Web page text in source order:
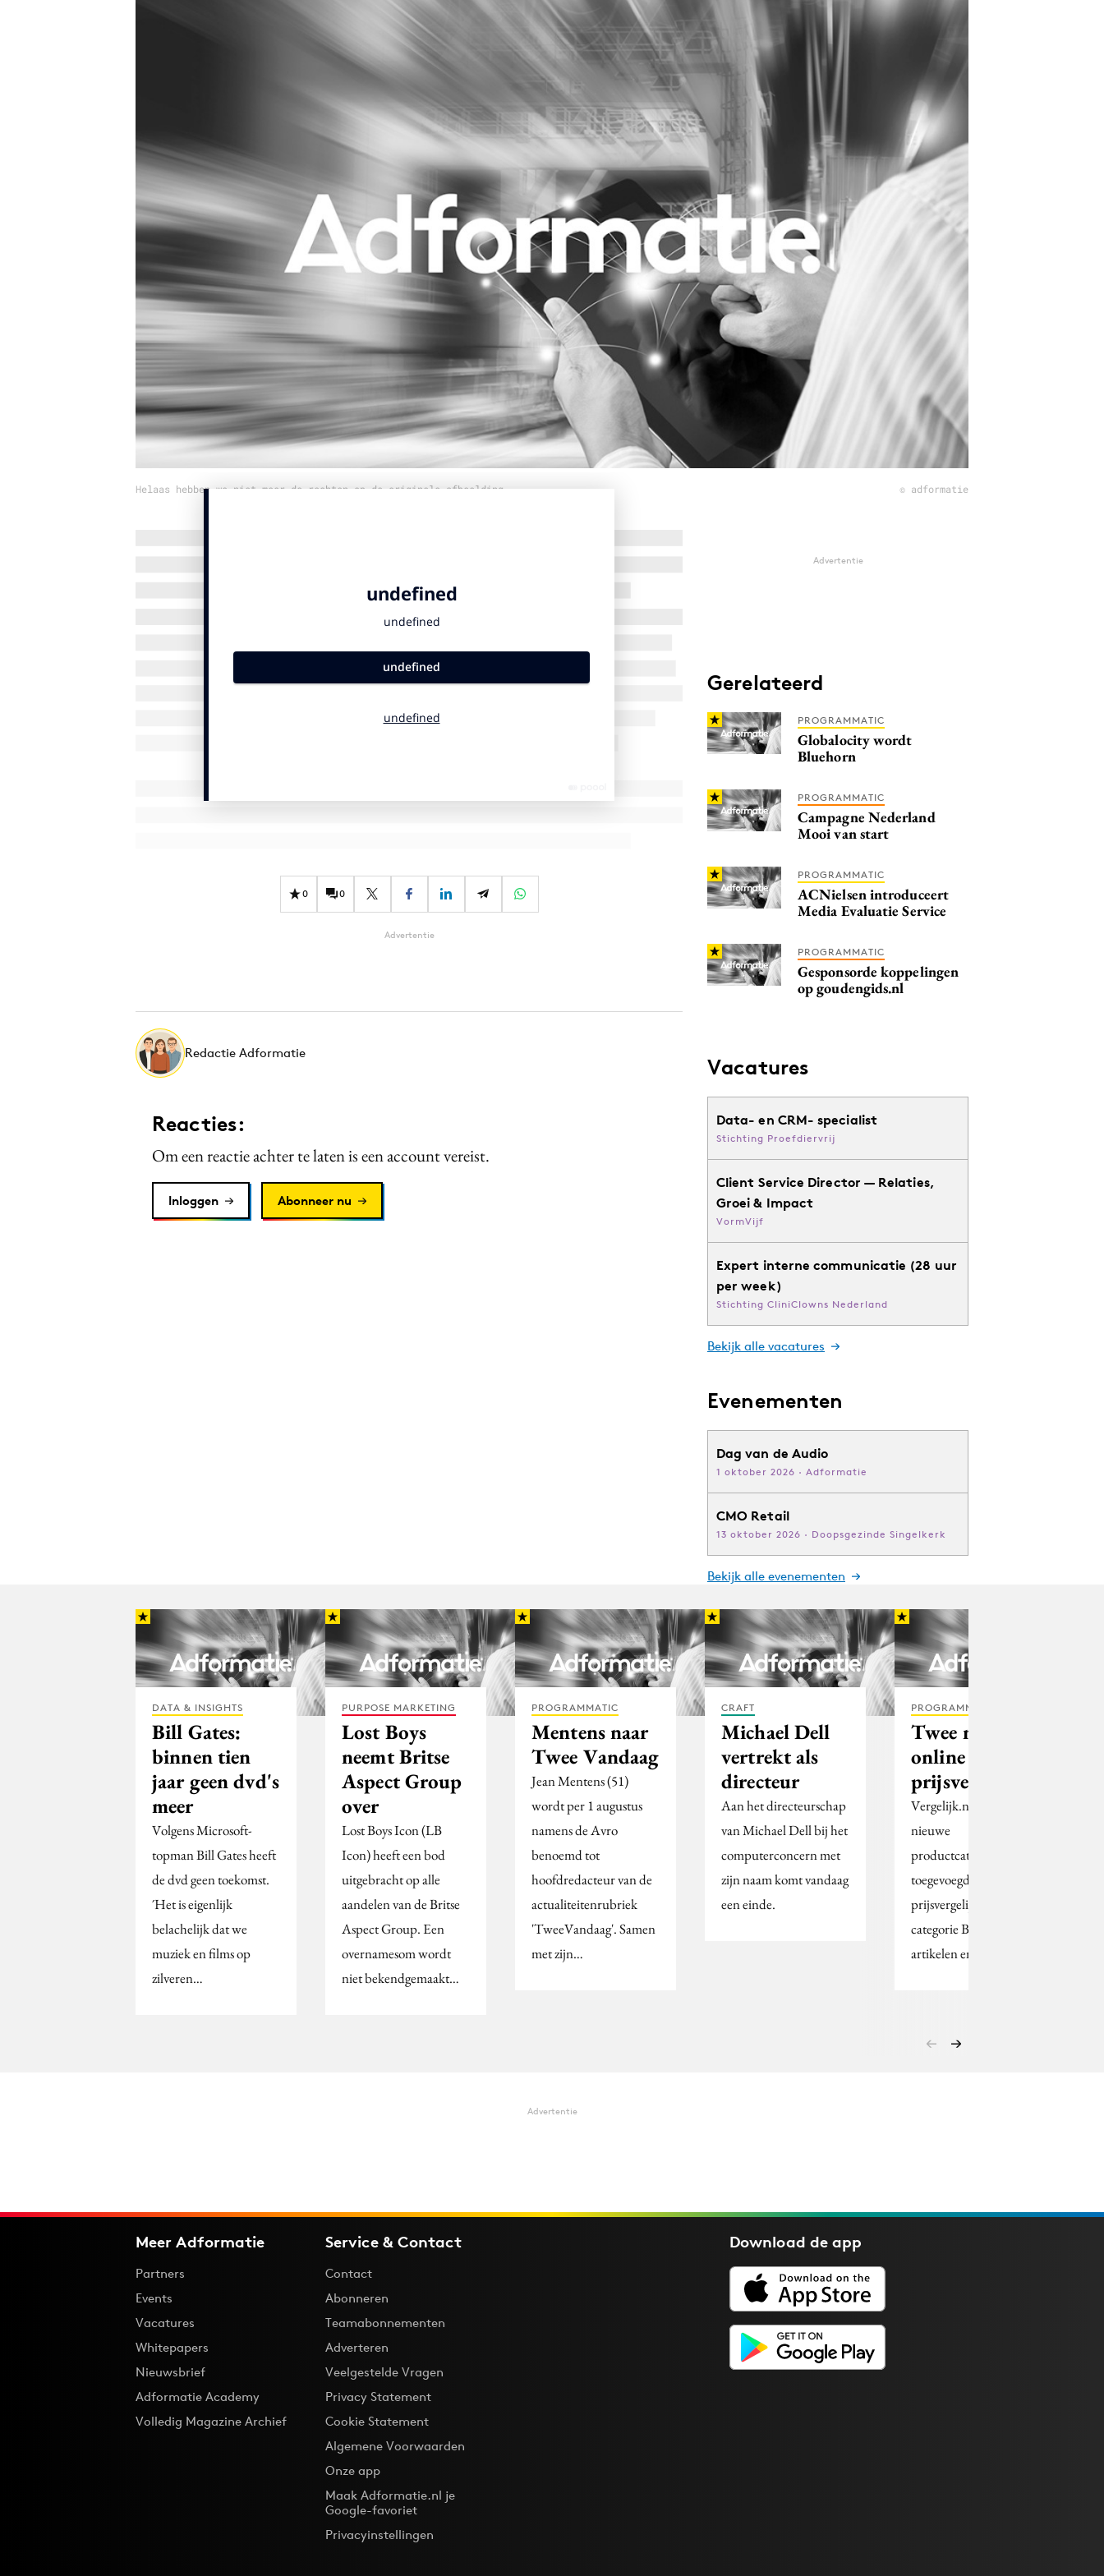
Influencer marketing
Interne communicatie
Purpose Marketing
Reputatie & crisis
Helaas hebben we niet meer de rechten op de originele afbeelding © adformatie
0 0
Advertentie
Redactie Adformatie
Reacties:
Om een reactie achter te laten is een account vereist.
Inloggen Abonneer nu
Advertentie
Gerelateerd
PROGRAMMATIC
Globalocity wordt
Bluehorn
PROGRAMMATIC
Campagne Nederland
Mooi van start
PROGRAMMATIC
ACNielsen introduceert
Media Evaluatie Service
PROGRAMMATIC
Gesponsorde koppelingen
op goudengids.nl
Vacatures
Data- en CRM- specialist
Stichting Proefdiervrij
Client Service Director — Relaties,
Groei & Impact
VormVijf
Expert interne communicatie (28 uur
per week)
Stichting CliniClowns Nederland
Bekijk alle vacatures
Evenementen
Dag van de Audio
1 oktober 2026 · Adformatie
CMO Retail
13 oktober 2026 · Doopsgezinde Singelkerk
Bekijk alle evenementen
DATA & INSIGHTS
Bill Gates:
binnen tien
jaar geen dvd's
meer
Volgens Microsoft-
topman Bill Gates heeft
de dvd geen toekomst.
´Het is eigenlijk
belachelijk dat we
muziek en films op
zilveren…
PURPOSE MARKETING
Lost Boys
neemt Britse
Aspect Group
over
Lost Boys Icon (LB
Icon) heeft een bod
uitgebracht op alle
aandelen van de Britse
Aspect Group. Een
overnamesom wordt
niet bekendgemaakt…
PROGRAMMATIC
Mentens naar
Twee Vandaag
Jean Mentens (51)
wordt per 1 augustus
namens de Avro
benoemd tot
hoofdredacteur van de
actualiteitenrubriek
'TweeVandaag'. Samen
met zijn…
CRAFT
Michael Dell
vertrekt als
directeur
Aan het directeurschap
van Michael Dell bij het
computerconcern met
zijn naam komt vandaag
een einde.
PROGRAMMATIC
Twee nieuwe
online
prijsvergelijkers
Vergelijk.nl heeft twee
nieuwe
productcategorieën
toegevoegd aan zijn
prijsvergelijker: de
categorie Baby & kind
artikelen en de…
Advertentie
Meer Adformatie
Partners
Events
Vacatures
Whitepapers
Nieuwsbrief
Adformatie Academy
Volledig Magazine Archief
Service & Contact
Contact
Abonneren
Teamabonnementen
Adverteren
Veelgestelde Vragen
Privacy Statement
Cookie Statement
Algemene Voorwaarden
Onze app
Maak Adformatie.nl je
Google-favoriet
Privacyinstellingen
Download deapp